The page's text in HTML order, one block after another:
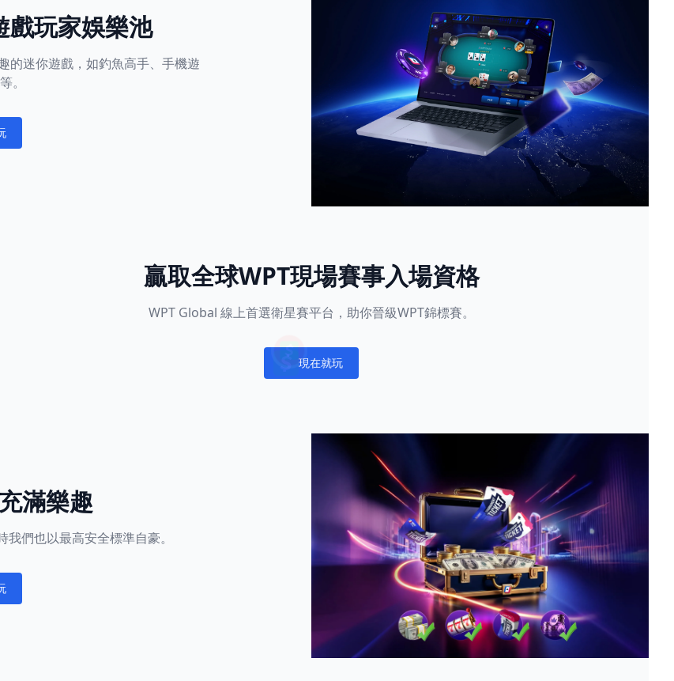
戲玩家娛樂池
的迷你遊戲，如釣魚高手、手機遊
。
贏取全球WPT現場賽事入場資格
WPT Global 線上首選衛星賽平台，助你晉級WPT錦標賽。
Notifications
現在就玩
滿樂趣
們也以最高安全標準自豪。